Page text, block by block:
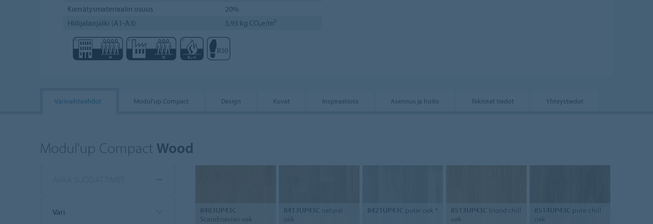
Kierrätysmateriaalin osuus
20%
Hiilijalanjälki (A1-A3)
5,93 kg CO₂e/m²
Värivaihtoehdot Modul'up Compact Design Kuvat Inspiraatiota Asennus ja hoito Tekniset tiedot Yhteystiedot
Modul'up Compact Wood
Väri
8483UP43C
Scandinavian oak
8413UP43C natural
oak
8421UP43C polar oak * 8513UP43C blond chill
oak
8514UP43C pure chill
oak